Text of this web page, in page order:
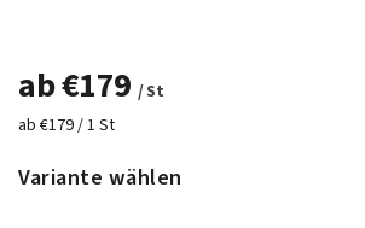
ab€179 / St
ab €179 / 1 St
Variante wählen